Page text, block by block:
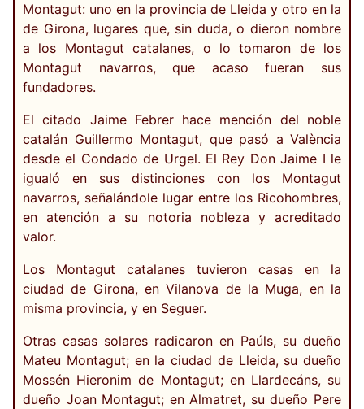
Montagut: uno en la provincia de Lleida y otro en la
de Girona, lugares que, sin duda, o dieron nombre
a los Montagut catalanes, o lo tomaron de los
Montagut navarros, que acaso fueran sus
fundadores.
El citado Jaime Febrer hace mención del noble
catalán Guillermo Montagut, que pasó a València
desde el Condado de Urgel. El Rey Don Jaime I le
igualó en sus distinciones con los Montagut
navarros, señalándole lugar entre los Ricohombres,
en atención a su notoria nobleza y acreditado
valor.
Los Montagut catalanes tuvieron casas en la
ciudad de Girona, en Vilanova de la Muga, en la
misma provincia, y en Seguer.
Otras casas solares radicaron en Paúls, su dueño
Mateu Montagut; en la ciudad de Lleida, su dueño
Mossén Hieronim de Montagut; en Llardecáns, su
dueño Joan Montagut; en Almatret, su dueño Pere